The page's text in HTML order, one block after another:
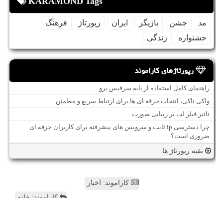
مد جشن بازیگر ایران رپورتاژ
فرهنگ
جشنواره
زندگی
رپورتاژهای کاراموند
راهنمای کامل استفاده از پایه سرفیس پرو
واکی تاکی، انتخاب حرفه ای ها برای ارتباط سریع و مطمئن
تاثیر فیلر لب بر زیبایی صورت
چرا دسترسی ip ثابت و سرویس های پیشرفته برای کاربران حرفه ای
ضروری است؟
بقیه رپورتاژ ها
کاراموند: اخبار